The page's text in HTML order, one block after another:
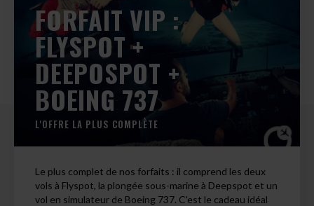
FORFAIT VIP :
FLYSPOT +
DEEPOSPOT +
BOEING 737
L'OFFRE LA PLUS COMPLÈTE
Le plus complet de nos forfaits : il comprend les deux
vols à Flyspot, la plongée sous-marine à Deepspot et un
vol en simulateur de Boeing 737. C'est le cadeau idéal